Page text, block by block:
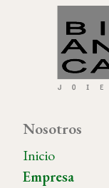
Nosotros
Inicio
Empresa